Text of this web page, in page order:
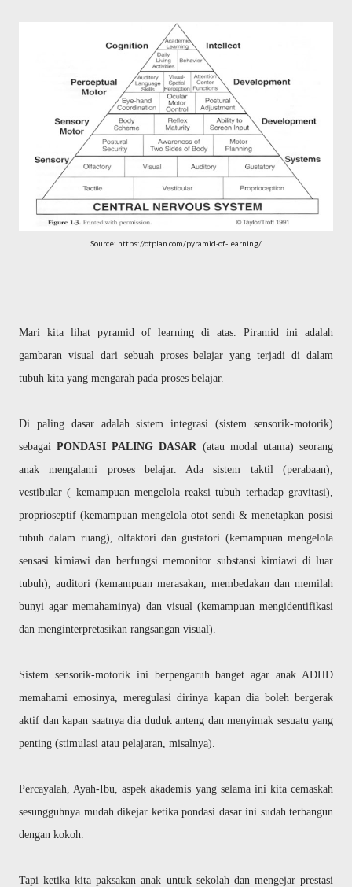
Source: https://otplan.com/pyramid-of-learning/
Mari kita lihat pyramid of learning di atas. Piramid ini adalah
gambaran visual dari sebuah proses belajar yang terjadi di dalam
tubuh kita yang mengarah pada proses belajar.
Di paling dasar adalah sistem integrasi (sistem sensorik-motorik)
sebagaiPONDASI PALING DASAR(atau modal utama) seorang
anak mengalami proses belajar. Ada sistem taktil (perabaan),
vestibular ( kemampuan mengelola reaksi tubuh terhadap gravitasi),
proprioseptif (kemampuan mengelola otot sendi & menetapkan posisi
tubuh dalam ruang), olfaktori dan gustatori (kemampuan mengelola
sensasi kimiawi dan berfungsi memonitor substansi kimiawi di luar
tubuh), auditori (kemampuan merasakan, membedakan dan memilah
bunyi agar memahaminya) dan visual (kemampuan mengidentifikasi
dan menginterpretasikan rangsangan visual).
Sistem sensorik-motorik ini berpengaruh banget agar anak ADHD
memahami emosinya, meregulasi dirinya kapan dia boleh bergerak
aktif dan kapan saatnya dia duduk anteng dan menyimak sesuatu yang
penting (stimulasi atau pelajaran, misalnya).
Percayalah, Ayah-Ibu, aspek akademis yang selama ini kita cemaskah
sesungguhnya mudah dikejar ketika pondasi dasar ini sudah terbangun
dengan kokoh.
Tapi ketika kita paksakan anak untuk sekolah dan mengejar prestasi